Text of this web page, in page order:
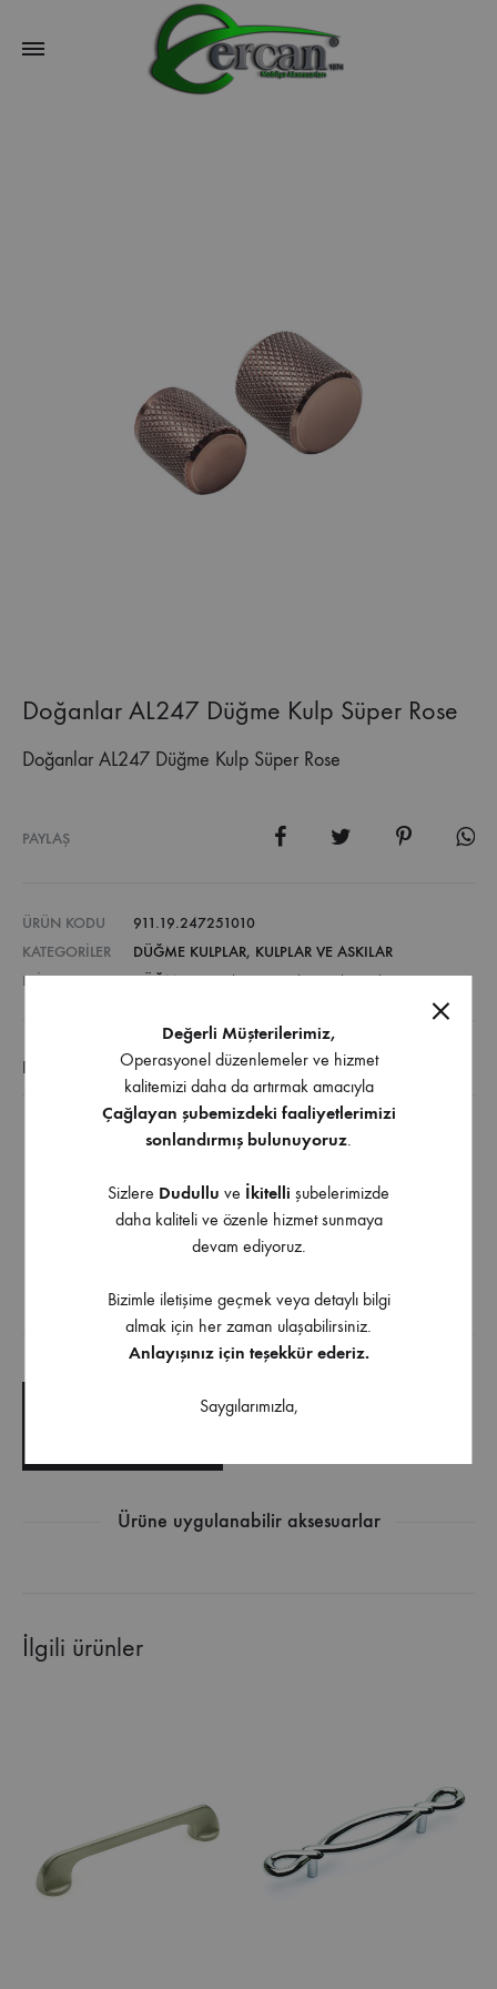
Doğanlar AL247 Düğme Kulp Süper Rose
Doğanlar AL247 Düğme Kulp Süper Rose
PAYLAŞ
ÜRÜN KODU
911.19.247251010
KATEGORILER
DÜĞME KULPLAR, KULPLAR VE ASKILAR
ETIKETLER
DÜĞME KULPLAR,KULPLAR VE ASKILAR
EK BILGI
Diğer Ölçü ve Renk Seçenekleri İçin Bizimle İletişime
Antik Gümüş , Albrifin , Olifka , Saten , Mat Siyah ,
İndirilebilir İçerik
Ürüne uygulanabilir aksesuarlar
İlgili ürünler
Değerli Müşterilerimiz,
Operasyonel düzenlemeler ve hizmet
kalitemizi daha da artırmak amacıyla
Çağlayan şubemizdeki faaliyetlerimizi
sonlandırmış bulunuyoruz
Sizlere Dudullu ve İkitelli şubelerimizde
daha kaliteli ve özenle hizmet sunmaya
devam ediyoruz.
Bizimle iletişime geçmek veya detaylı bilgi
almak için her zaman ulaşabilirsiniz.
Anlayışınız için teşekkür ederiz.
Saygılarımızla,